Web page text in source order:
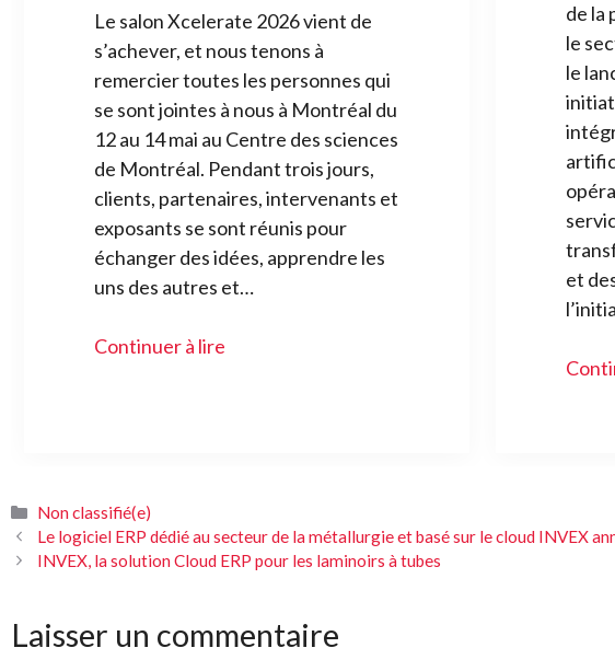
Le salon Xcelerate 2026 vient de
s’achever, et nous tenons à
remercier toutes les personnes qui
se sont jointes à nous à Montréal du
12 au 14 mai au Centre des sciences
de Montréal. Pendant trois jours,
clients, partenaires, intervenants et
exposants se sont réunis pour
échanger des idées, apprendre les
uns des autres et…
Continuer à lire
de la
le
le
et
Catégories
Non classifié(e)
Le logiciel ERP dédié au secteur de la métallurgie et basé sur le cloud INVEX
INVEX, la solution Cloud ERP pour les laminoirs à tubes
Laisser un commentaire